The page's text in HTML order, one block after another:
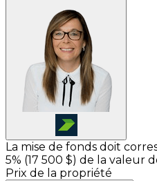
La mise de fonds doit
5% (17 500 $) de la valeur
Prix de la propriété